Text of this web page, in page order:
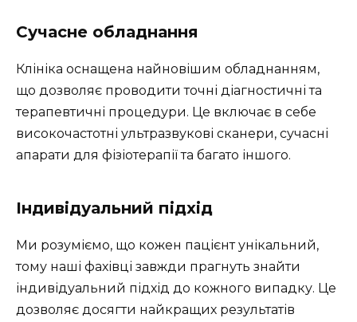
Сучасне обладнання
Клініка оснащена найновішим обладнанням,
що дозволяє проводити точні діагностичні та
терапевтичні процедури. Це включає в себе
високочастотні ультразвукові сканери, сучасні
апарати для фізіотерапії та багато іншого.
Індивідуальний підхід
Ми розуміємо, що кожен пацієнт унікальний,
тому наші фахівці завжди прагнуть знайти
індивідуальний підхід до кожного випадку. Це
дозволяє досягти найкращих результатів